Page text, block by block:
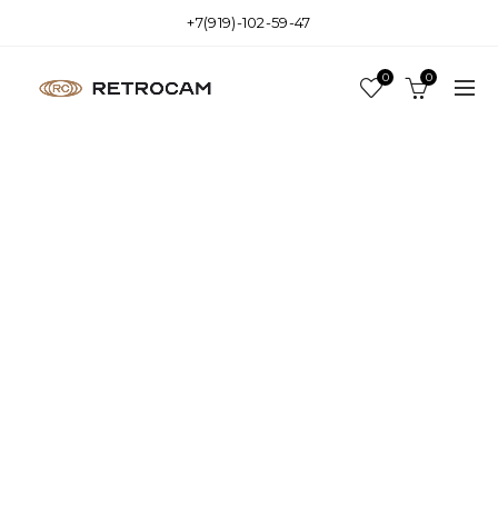
+7(919)-102-59-47
0 0